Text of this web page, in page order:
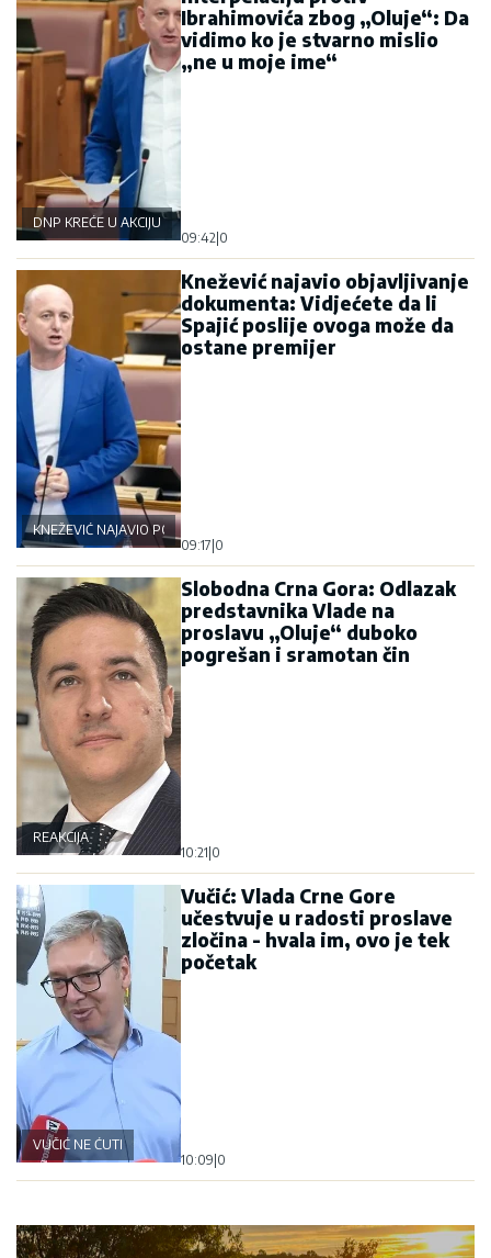
DNP KREĆE U AKCIJU
Ibrahimovića zbog „Oluje“: Da
vidimo ko je stvarno mislio
„ne u moje ime“
09:42 0
KNEŽEVIĆ NAJAVIO POLITIČKU BURU
Knežević najavio objavljivanje
dokumenta: Vidjećete da li
Spajić poslije ovoga može da
ostane premijer
09:17 0
REAKCIJA
Slobodna Crna Gora: Odlazak
predstavnika Vlade na
proslavu „Oluje“ duboko
pogrešan i sramotan čin
10:21 0
VUČIĆ NE ĆUTI
Vučić: Vlada Crne Gore
učestvuje u radosti proslave
zločina - hvala im, ovo je tek
početak
10:09 0